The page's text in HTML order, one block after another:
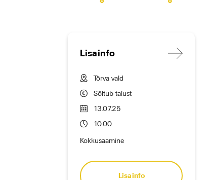
Lisainfo
Tõrva vald
Sõltub talust
13.07.25
10.00
Kokkusaamine
Lisainfo